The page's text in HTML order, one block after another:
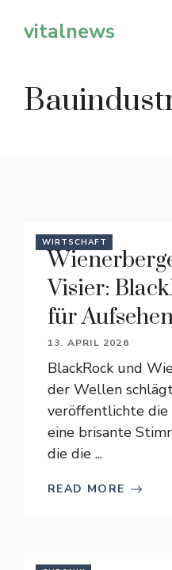
Inhaltvitalnews
WIRTSCHAFT
Visier:
für
13. APRIL 2026
BlackRock und
der Wellen
veröffentlichte
eine brisante
die die ...
READ MORE